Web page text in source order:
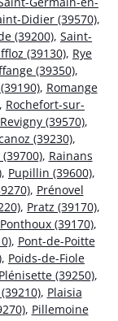
Didier (39570),
(39200), Saint-
(39130), Rye
(39350),
, Romange
, Rochefort-sur-
Revigny (39570),
(39230),
, Rainans
, Pupillin (39600),
, Prénovel
, Pratz (39170),
Ponthoux (39170),
, Pont-de-Poitte
, Poids-de-Fiole
Plénisette (39250),
, Plaisia
, Pillemoine